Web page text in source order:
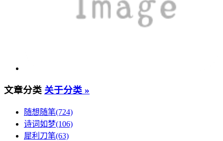
文章分类 关于分类 »
随想随笔(724)
诗词如梦(106)
犀利刀笔(63)